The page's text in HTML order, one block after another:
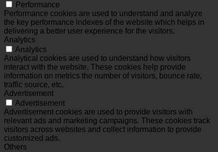
Performance
Performance cookies are used to understand and analyze
the key performance indexes of the website which helps in
delivering a better user experience for the visitors.
Analytics
Analytics
Analytical cookies are used to understand how visitors
interact with the website. These cookies help provide
information on metrics the number of visitors, bounce rate,
traffic source, etc.
Advertisement
Advertisement
Advertisement cookies are used to provide visitors with
relevant ads and marketing campaigns. These cookies track
visitors across websites and collect information to provide
customized ads.
Others